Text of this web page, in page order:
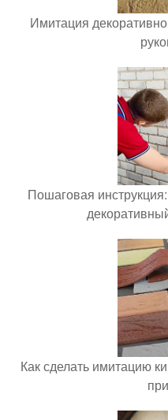
Имитация
Пошаговая
Как сделать имитацию